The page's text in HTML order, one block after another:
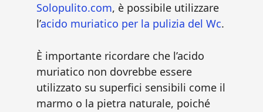
Solopulito.com, è possibile utilizzare
l’acido muriatico per la pulizia del Wc.
È importante ricordare che l’acido
muriatico non dovrebbe essere
utilizzato su superfici sensibili come il
marmo o la pietra naturale, poiché